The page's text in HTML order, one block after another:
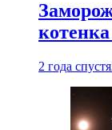
2 года спустя